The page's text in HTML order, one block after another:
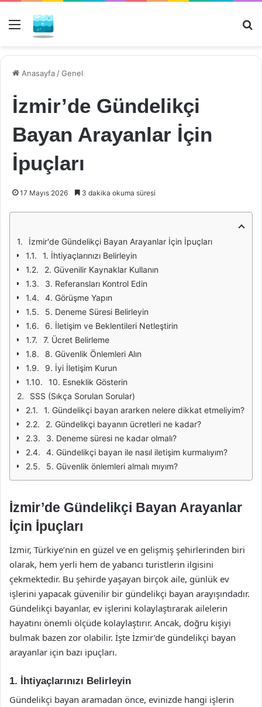
Menü
Anasayfa /Genel
İzmir’de Gündelikçi
Bayan Arayanlar İçin
İpuçları
17 Mayıs 2026 3 dakika okuma süresi
İzmir'de Gündelikçi Bayan Arayanlar İçin İpuçları
1. İhtiyaçlarınızı Belirleyin
2. Güvenilir Kaynaklar Kullanın
3. Referansları Kontrol Edin
4. Görüşme Yapın
5. Deneme Süresi Belirleyin
6. İletişim ve Beklentileri Netleştirin
7. Ücret Belirleme
8. Güvenlik Önlemleri Alın
9. İyi İletişim Kurun
10. Esneklik Gösterin
SSS (Sıkça Sorulan Sorular)
1. Gündelikçi bayan ararken nelere dikkat etmeliyim?
2. Gündelikçi bayanın ücretleri ne kadar?
3. Deneme süresi ne kadar olmalı?
4. Gündelikçi bayan ile nasıl iletişim kurmalıyım?
5. Güvenlik önlemleri almalı mıyım?
İzmir’de Gündelikçi Bayan Arayanlar
İçin İpuçları
İzmir, Türkiye’nin en güzel ve en gelişmiş şehirlerinden biri
olarak, hem yerli hem de yabancı turistlerin ilgisini
çekmektedir. Bu şehirde yaşayan birçok aile, günlük ev
işlerini yapacak güvenilir bir gündelikçi bayan arayışındadır.
Gündelikçi bayanlar, ev işlerini kolaylaştırarak ailelerin
hayatını önemli ölçüde kolaylaştırır. Ancak, doğru kişiyi
bulmak bazen zor olabilir. İşte İzmir’de gündelikçi bayan
arayanlar için bazı ipuçları.
1. İhtiyaçlarınızı Belirleyin
Gündelikçi bayan aramadan önce, evinizde hangi işlerin